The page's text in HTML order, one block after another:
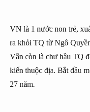
VN là 1 nước non trẻ,
ra khỏi TQ từ Ngô
Vẫn còn là chư hầu TQ
kiến thuộc địa. Bắt đầu
27 năm.